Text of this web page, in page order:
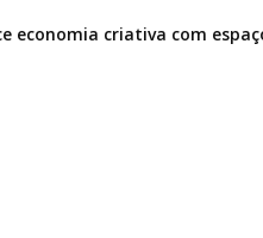
economia criativa com